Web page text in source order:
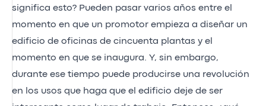
significa esto? Pueden pasar varios años entre el
momento en que un promotor empieza a diseñar un
edificio de oficinas de cincuenta plantas y el
momento en que se inaugura. Y, sin embargo,
durante ese tiempo puede producirse una revolución
en los usos que haga que el edificio deje de ser